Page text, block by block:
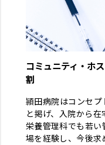
コミュニティ・ホ
割
頴田病院はコンセプ
と掲げ、入院から在
栄養管理科でも若
場を経験し、今後求